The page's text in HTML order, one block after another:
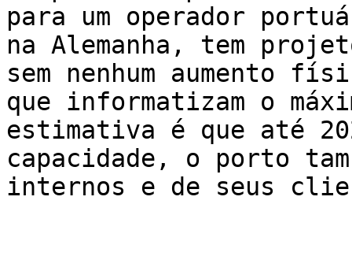
para um operador
na Alemanha, tem
sem nenhum aumento
que informatizam o
estimativa é que até
capacidade, o porto
internos e de seus